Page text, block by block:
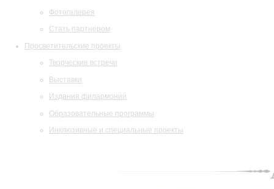
Фотогалерея
Стать партнером
Просветительские проекты
Творческие встречи
Выставки
Издания филармонии
Образовательные программы
Инклюзивные и специальные проекты